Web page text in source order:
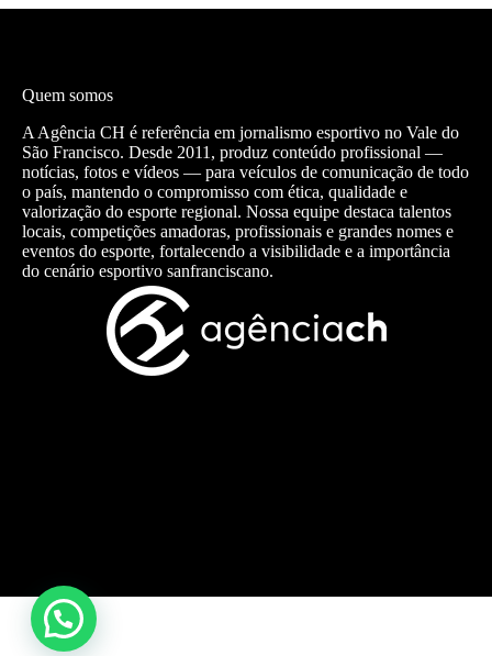
Quem somos
A Agência CH é referência em jornalismo esportivo no Vale do
São Francisco. Desde 2011, produz conteúdo profissional —
notícias, fotos e vídeos — para veículos de comunicação de todo
o país, mantendo o compromisso com ética, qualidade e
valorização do esporte regional. Nossa equipe destaca talentos
locais, competições amadoras, profissionais e grandes nomes e
eventos do esporte, fortalecendo a visibilidade e a importância
do cenário esportivo sanfranciscano.